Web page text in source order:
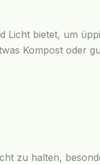
Licht bietet, um
Kompost oder
zu halten,